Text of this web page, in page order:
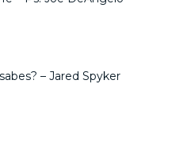
– Jared Spyker